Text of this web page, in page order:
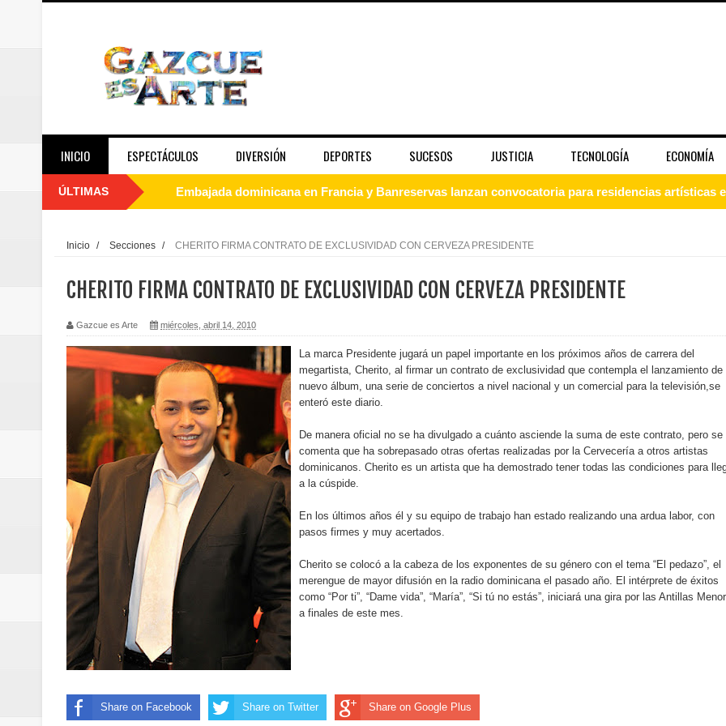
INICIO ESPECTÁCULOS DIVERSIÓN DEPORTES SUCESOS JUSTICIA TECNOLOGÍA ECONOMÍA
ÚLTIMAS Embajada dominicana en Francia y Banreservas lanzan convocatoria para residencias artísticas
“Los Rechazados 2” llega a los cines impulsada por la franquicia dominicana más taquillera del
Designan a Angelina Biviana Riveiro como vicepresidenta ejecutiva de Fiduciaria Reservas
Humano Seguros inaugura nueva localidad de Oficina Regional Este en La Romana
Banreservas destina RD$5,000 millones para emprendedoras en la segunda edición del Summit
Sexappeal celebra 25 años de trayectoria artística con nuevo álbum, renovación de su equipo y
conmemorativos
Maridalia Hernández y El Canario se unen al regreso de Pavel Núñez y su “Bipolarband” a Hard
Domingo
Doctor Leonardo Aguilera afirma que Banreservas seguirá impulsando la seguridad alimentaria
del mapa del hambre
Banreservas y sus filiales realizan en Santiago el segundo Foro del Ahorro y la Inversión
Banreservas inaugura oficina en el Centro de Retención de Vehículos de Pedro Brand
Inicio / Secciones / CHERITO FIRMA CONTRATO DE EXCLUSIVIDAD CON CERVEZA PRESIDENTE
CHERITO FIRMA CONTRATO DE EXCLUSIVIDAD CON CERVEZA PRESIDENTE
Gazcue es Arte miércoles, abril 14, 2010
La marca Presidente jugará un papel importante en los próximos años de carrera del
megartista, Cherito, al firmar un contrato de exclusividad que contempla el lanzamiento de
nuevo álbum, una serie de conciertos a nivel nacional y un comercial para la televisión,se
enteró este diario.
De manera oficial no se ha divulgado a cuánto asciende la suma de este contrato, pero se
comenta que ha sobrepasado otras ofertas realizadas por la Cervecería a otros artistas
dominicanos. Cherito es un artista que ha demostrado tener todas las condiciones para
a la cúspide.
En los últimos años él y su equipo de trabajo han estado realizando una ardua labor, con
pasos firmes y muy acertados.
Cherito se colocó a la cabeza de los exponentes de su género con el tema “El pedazo”, el
merengue de mayor difusión en la radio dominicana el pasado año. El intérprete de éxitos
como “Por ti”, “Dame vida”, “María”, “Si tú no estás”, iniciará una gira por las Antillas
a finales de este mes.
Share on Facebook Share on Twitter Share on Google Plus